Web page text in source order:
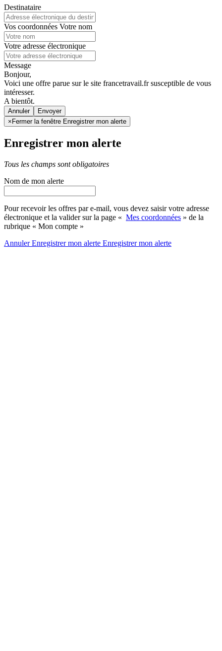
Destinataire
Vos coordonnées Votre nom
Votre adresse électronique
Message
Bonjour,
Voici une offre parue sur le site francetravail.fr susceptible de vous
intéresser.
A bientôt.
Annuler
× Fermer la fenêtre Enregistrer mon alerte
Enregistrer mon alerte
Tous les champs sont obligatoires
Nom de mon alerte
Pour recevoir les offres par e-mail, vous devez saisir votre adresse
électronique et la valider sur la page « Mes coordonnées » de la
rubrique « Mon compte »
AnnulerEnregistrer mon alerte Enregistrermon alerte